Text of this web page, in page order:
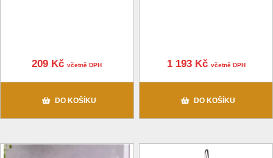
209 Kčvčetně DPH
DO KOŠÍKU
1 193 Kč včetně DPH
DO KOŠÍKU